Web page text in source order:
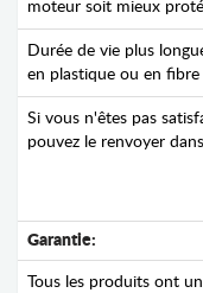
moteur soit mieux
Durée de vie plus
en plastique ou en fibre
Si vous n'êtes pas
pouvez le renvoyer
Garantie:
Tous les produits ont